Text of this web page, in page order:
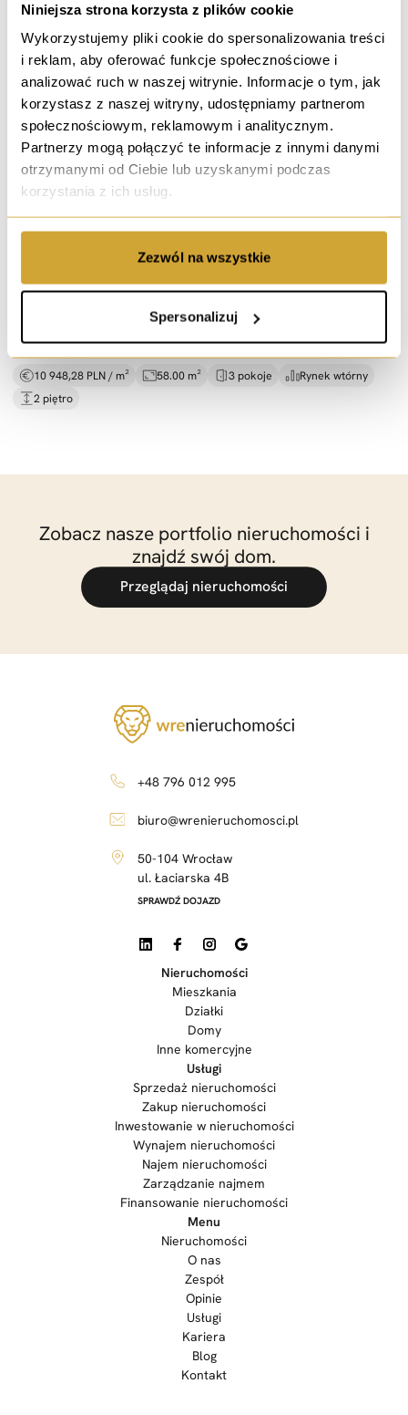
Niniejsza strona korzysta z plików cookie
Wykorzystujemy pliki cookie do spersonalizowania treści
i reklam, aby oferować funkcje społecznościowe i
analizować ruch w naszej witrynie. Informacje o tym, jak
korzystasz z naszej witryny, udostępniamy partnerom
społecznościowym, reklamowym i analitycznym.
Partnerzy mogą połączyć te informacje z innymi danymi
otrzymanymi od Ciebie lub uzyskanymi podczas
korzystania z ich usług.
Zezwól na wszystkie
Spersonalizuj
Możliwe 2 pokoje! Dobry układ,garaż -Porto
ul. Długa, Wrocław
650 000 PLN
19 391,41 PLN / m² 33.52 m² 2 pokoje
Rynek wtórny
3 pokoje przy Sky Tower |osobna kuchnia |Stysia
ul. Wincentego Stysia, Wrocław
10 948,28 PLN / m² 58.00 m² 3 pokoje
Rynek wtórny
2 piętro
Zobacz nasze portfolio nieruchomości i
znajdź swój dom.
Przeglądaj nieruchomości
+48 796 012 995
biuro@wrenieruchomosci.pl
50-104 Wrocław
ul. Łaciarska 4B
SPRAWDŹ DOJAZD
Nieruchomości
Mieszkania
Działki
Domy
Inne komercyjne
Usługi
Sprzedaż nieruchomości
Zakup nieruchomości
Inwestowanie w nieruchomości
Wynajem nieruchomości
Najem nieruchomości
Zarządzanie najmem
Finansowanie nieruchomości
Menu
Nieruchomości
O nas
Zespół
Opinie
Usługi
Kariera
Blog
Kontakt